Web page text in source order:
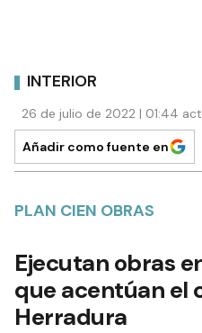
INTERIOR
26 de julio de 2022 | 01:44
Añadir como fuente en
PLAN CIEN OBRAS
Ejecutan obras
que acentúan el
Herradura